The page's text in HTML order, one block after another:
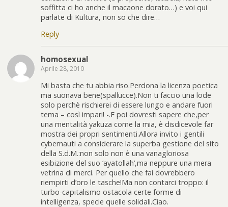
soffitta ci ho anche il macaone dorato…) e voi qui
parlate di Kultura, non so che dire…
Reply
homosexual
Aprile 28, 2010
Mi basta che tu abbia riso.Perdona la licenza poetica
ma suonava bene(spallucce).Non ti faccio una lode
solo perchè rischierei di essere lungo e andare fuori
tema – così impari! -.E poi dovresti sapere che,per
una mentalità yakuza come la mia, è disdicevole far
mostra dei propri sentimenti.Allora invito i gentili
cybernauti a considerare la superba gestione del sito
della S.d.M.:non solo non è una vanagloriosa
esibizione del suo ‘ayatollah’,ma neppure una mera
vetrina di merci. Per quello che fai dovrebbero
riempirti d’oro le tasche!Ma non contarci troppo: il
turbo-capitalismo ostacola certe forme di
intelligenza, specie quelle solidali.Ciao.